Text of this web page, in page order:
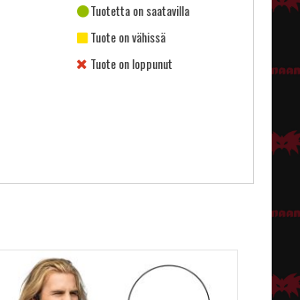
Tuotetta on saatavilla
Tuote on vähissä
Tuote on loppunut